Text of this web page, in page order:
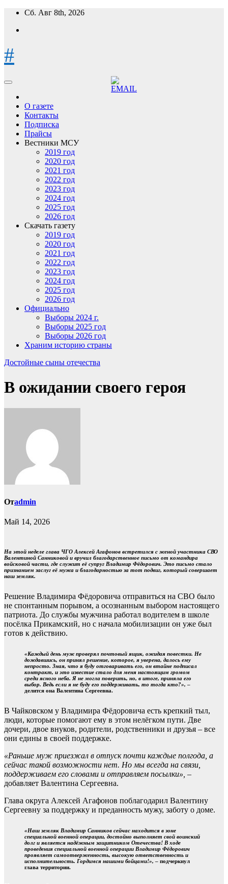
Перейти
содержимому
Сб. Авг 8th, 2026
#
О газете
Контакты
Подписка
Прайсы
Вестники МСУ
2019 год
2020 год
2021 год
2022 год
2023 год
2024 год
2025 год
2026 год
Скачать газету
2019 год
2020 год
2021 год
2022 год
2023 год
2024 год
2025 год
2026 год
Официально
Выборы 2024 г.
Выборы 2025 год
Выборы 2026 год
Храним историю страны
Достойные сыны отечества
В ожидании своего героя
Отadmin
Май 14, 2026
На этой неделе глава ЧГО Алексей Агафонов встретился с женой участника СВО
Валентиной Санниковой и вручил благодарственное письмо от командира
войсковой части, где служит её супруг Владимир Фёдорович. Это письмо стало
признанием заслуг её мужа и благодарностью за тот подвиг, который совершает
наш земляк.
Решение Владимира Фёдоровича отправиться на СВО было
не спонтанным порывом, а осознанным выбором настоящего
патриота. До службы мужчина работал водителем в школе
посёлка Прикамский, но с начала мобилизации он уже был
готов к действию.
«Каждый день муж проверял почтовый ящик, ожидая повестки. Не
дождавшись, он принял решение, которое, я уверена, далось ему
непросто. Зная, что я буду отговаривать его, он втайне подписал
контракт, и это известие стало для меня настоящим громом
среди ясного неба. Я не могла поверить, но, в итоге, приняла его
выбор. Ведь если я не буду его поддерживать, то тогда кто?», –
делится она Валентина Сергеевна.
В Чайковском у Владимира Фёдоровича есть крепкий тыл,
люди, которые помогают ему в этом нелёгком пути. Две
дочери, двое внуков, родители, родственники и друзья – все
они едины в своей поддержке.
«Раньше муж приезжал в отпуск почти каждые полгода, а
сейчас такой возможности нет. Но мы всегда на связи,
поддерживаем его словами и отправляем посылки», –
добавляет Валентина Сергеевна.
Глава округа Алексей Агафонов поблагодарил Валентину
Сергеевну за поддержку и преданность мужу, заботу о доме.
«Наш земляк Владимир Санников сейчас находится в зоне
специальной военной операции, достойно выполняет свой воинский
долг и является надёжным защитником Отечества! В ходе
проведения специальной военной операции Владимир Фёдорович
проявляет самоотверженность, высокую ответственность и
исполнительность. Гордимся нашими бойцами!», – подчеркнул
глава территории.